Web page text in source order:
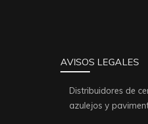
AVISOS LEGALES
Distribuidores de
azulejos y